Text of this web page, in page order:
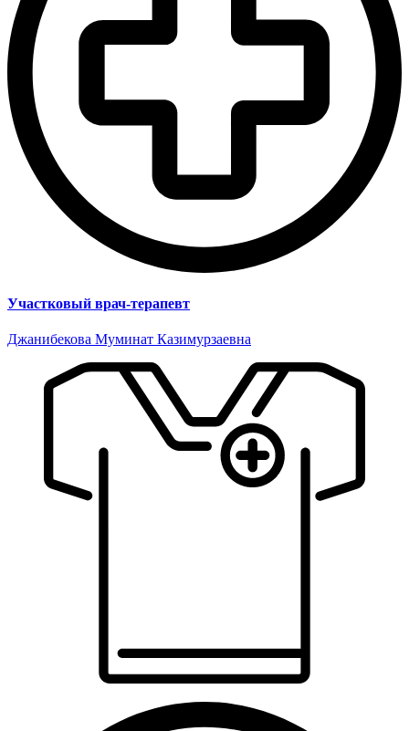
Участковый врач-терапевт
Джанибекова Муминат Казимурзаевна